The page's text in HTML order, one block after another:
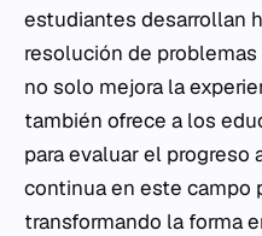
estudiantes desarrollan
resolución de
no solo mejora la
también ofrece a los
para evaluar el progreso
continua en este campo
transformando la forma